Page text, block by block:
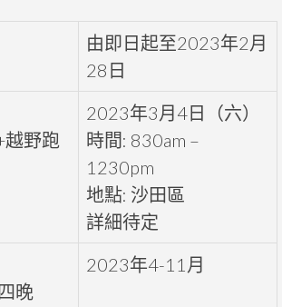
由即日起至2023年2月
28日
越野跑
2023年3月4日（六）
時間: 830am –
1230pm
地點: 沙田區
詳細待定
晚
2023年4-11月